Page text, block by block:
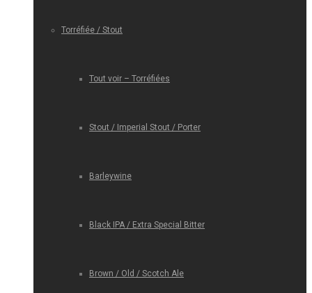
Torréfiée / Stout
Tout voir – Torréfiées
Stout / Imperial Stout / Porter
Barleywine
Black IPA / Extra Special Bitter
Brown / Old / Scotch Ale